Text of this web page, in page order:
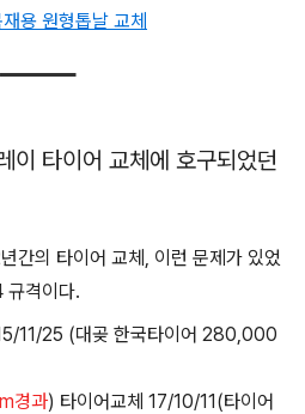
용 원형톱날 교체
타이어 교체에 호구되었던
간의 타이어 교체, 이런 문제가 있었
규격이다.
11/25 (대곶 한국타이어 280,000
경과​) 타이어교체 17/10/11(타이어